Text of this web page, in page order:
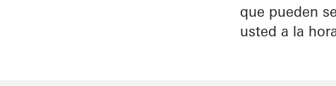
que pueden
usted a la